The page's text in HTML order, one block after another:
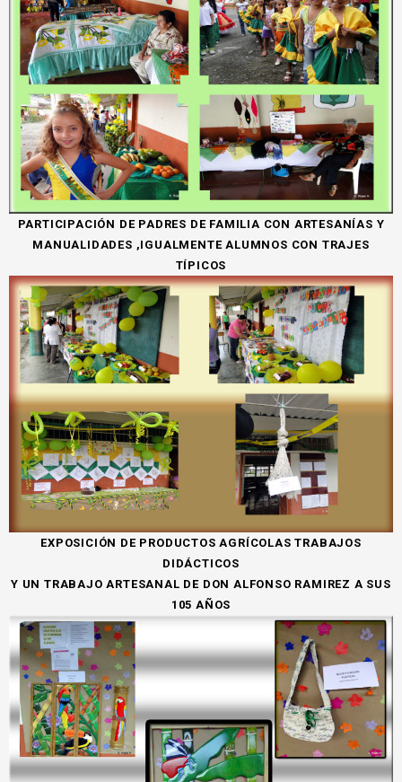
PARTICIPACIÓN DE PADRES DE FAMILIA CON ARTESANÍAS Y
MANUALIDADES ,IGUALMENTE ALUMNOS CON TRAJES
TÍPICOS
EXPOSICIÓN DE PRODUCTOS AGRÍCOLAS TRABAJOS
DIDÁCTICOS
Y UN TRABAJO ARTESANAL DE DON ALFONSO RAMIREZ A SUS
105 AÑOS